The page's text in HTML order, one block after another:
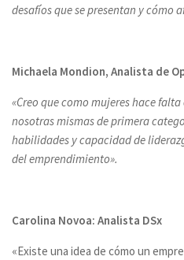
desafíos que se presentan y cómo
Michaela Mondion, Analista de
«Creo que como mujeres hace
nosotras mismas de primera
habilidades y capacidad de
del emprendimiento».
Carolina Novoa: Analista DSx
«Existe una idea de cómo un